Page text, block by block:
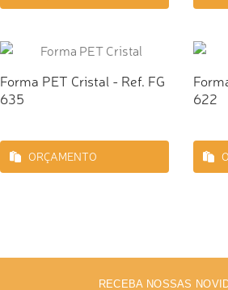
Forma PET Cristal - Ref. FG
635
ORÇAMENTO
622
RECEBA NOSSAS